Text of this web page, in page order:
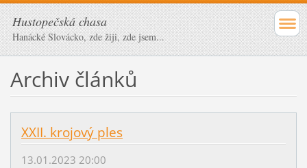
Hustopečská chasa
Hanácké Slovácko, zde žiji, zde jsem...
Archiv článků
XXII. krojový ples
13.01.2023 20:00